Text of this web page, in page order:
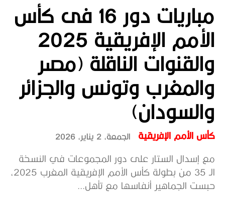
مباريات دور 16 فى كأس
الأمم الإفريقية 2025
والقنوات الناقلة (مصر
والمغرب وتونس والجزائر
والسودان)
كأس الأمم الإفريقية الجمعة، 2 يناير، 2026
مع إسدال الستار على دور المجموعات في النسخة
الـ 35 من بطولة كأس الأمم الإفريقية المغرب 2025،
حبست الجماهير أنفاسها مع تأهل...